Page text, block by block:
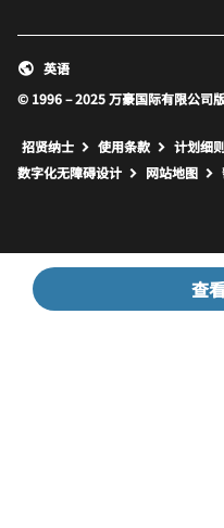
查
© 1996 – 2025 万豪国际有限公司
英语
招贤纳士 使用条款 计划细
数字化无障碍设计
网站地图